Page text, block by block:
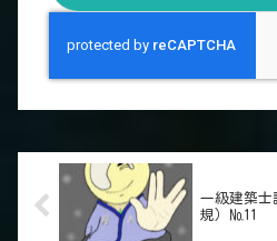
一級建築
規）№11